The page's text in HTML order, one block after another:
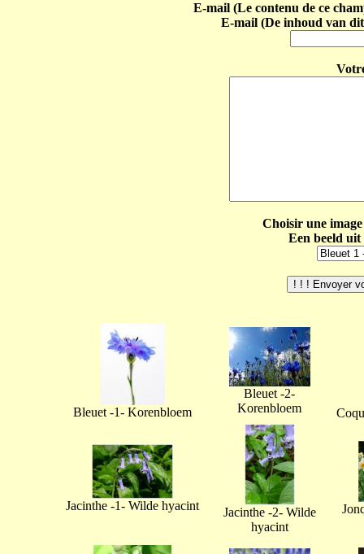
E-mail (Le contenu de ce
E-mail (De inhoud van
Choisir une
Een beeld
Bleuet -1- Korenbloem
Bleuet -2-
Korenbloem
Jacinthe -1- Wilde hyacint
Jacinthe -2- Wilde
hyacint